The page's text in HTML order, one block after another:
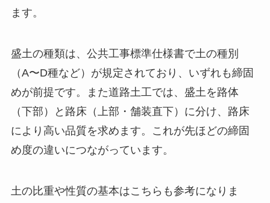
ます。
盛土の種類は、公共工事標準仕様書で土の種別
（A〜D種など）が規定されており、いずれも締固
めが前提です。また道路土工では、盛土を路体
（下部）と路床（上部・舗装直下）に分け、路床
により高い品質を求めます。これが先ほどの締固
め度の違いにつながっています。
土の比重や性質の基本はこちらも参考になりま